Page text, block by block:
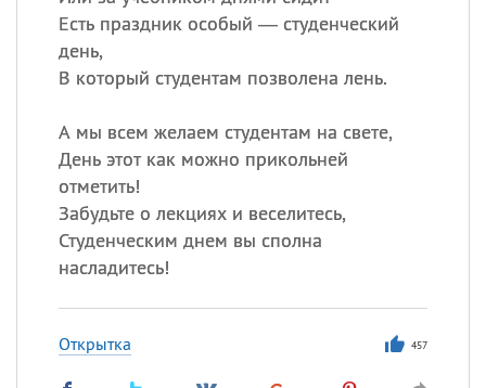
Есть праздник особый — студенческий
день,
В который студентам позволена лень.
А мы всем желаем студентам на свете,
День этот как можно прикольней
отметить!
Забудьте о лекциях и веселитесь,
Студенческим днем вы сполна
насладитесь!
Открытка 457